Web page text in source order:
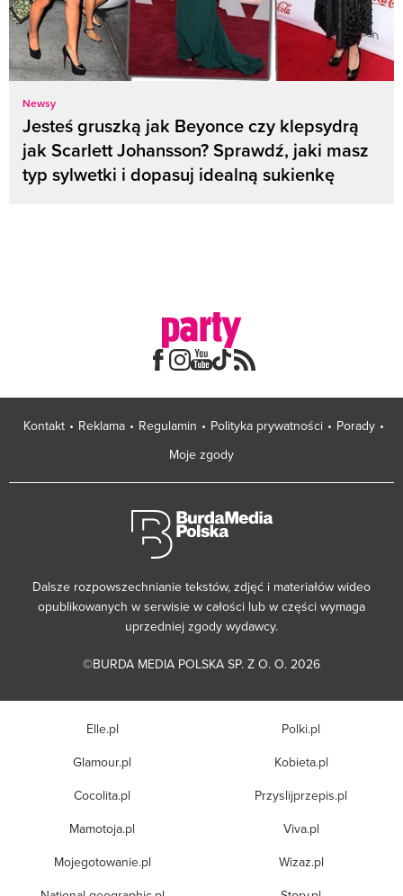
Newsy
Jesteś gruszką jak Beyonce czy klepsydrą
jak Scarlett Johansson? Sprawdź, jaki masz
typ sylwetki i dopasuj idealną sukienkę
Kontakt Reklama Regulamin Polityka prywatności
Porady
Moje zgody
Dalsze rozpowszechnianie tekstów, zdjęć i materiałów wideo
opublikowanych w serwisie w całości lub w części wymaga
uprzedniej zgody wydawcy.
©BURDA MEDIA POLSKA SP. Z O. O. 2026
Elle.pl
Glamour.pl
Cocolita.pl
Mamotoja.pl
Mojegotowanie.pl
Polki.pl
Kobieta.pl
Przyslijprzepis.pl
Viva.pl
Wizaz.pl